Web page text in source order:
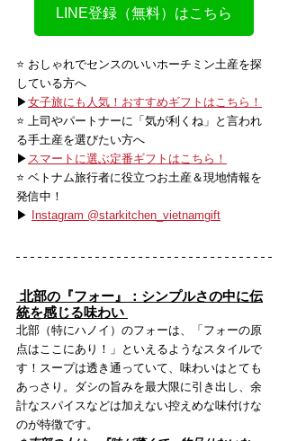
LINE登録（無料）はこちら
⭐️ おしゃれでセンスのいいホーチミン土産を探
している方へ
▶女子旅にも人気！おすすめギフトはこちら！
⭐️ 上司やパートナーに「気が利くね」と言われ
る手土産を選びたい方へ
▶ スマートに選ぶ定番ギフトはこちら！
⭐️ ベトナム旅行者に役立つお土産＆現地情報を
発信中！
▶
Instagram @starkitchen_vietnamgift
統を感じる味わい
北部（特にハノイ）のフォーは、「フォーの原
点はここにあり！」といえるようなスタイルで
す！スープは透き通っていて、味わいはとても
あっさり。ダシの旨みを最大限に引き出し、余
計なスパイスなどは加えない控えめな味付けな
のが特徴です。